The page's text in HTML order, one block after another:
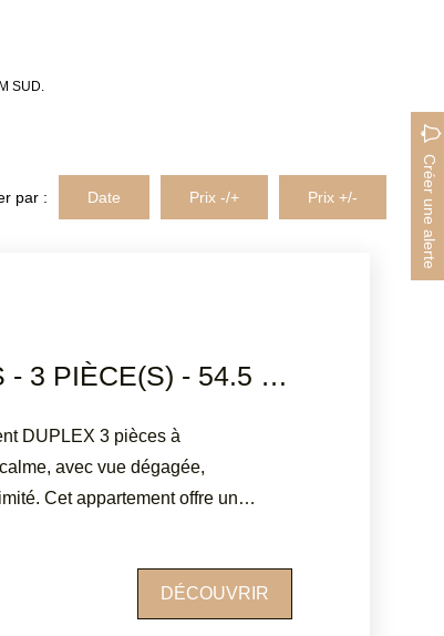
SUD.
Créer une alerte
par : Date Prix -/+ Prix +/-
DUPLEX FREJUS - 3 PIÈCE(S) - 54.5 M2
DUPLEX 3 pièces à
avec vue dégagée,
Cet appartement offre un
vous trouverez un bel espace à
bureau, ainsi qu'une salle de bain
DÉCOUVRIR